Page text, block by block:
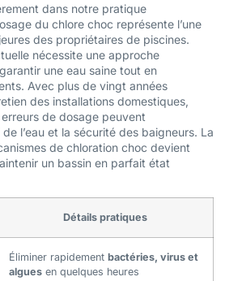
dans notre pratique
du chlore choc représente l’une
des propriétaires de piscines.
nécessite une approche
une eau saine tout en
Avec plus de vingt années
des installations domestiques,
de dosage peuvent
l’eau et la sécurité des baigneurs. La
de chloration choc devient
un bassin en parfait état
Détails pratiques
Éliminer rapidement bactéries, virus et
algues en quelques heures